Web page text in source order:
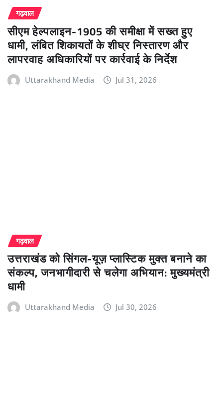
गढ़वाल
सीएम हेल्पलाइन-1905 की समीक्षा में सख्त हुए
धामी, लंबित शिकायतों के शीघ्र निस्तारण और
लापरवाह अधिकारियों पर कार्रवाई के निर्देश
Uttarakhand Media Jul 31, 2026
गढ़वाल
उत्तराखंड को सिंगल-यूज़ प्लास्टिक मुक्त बनाने का
संकल्प, जनभागीदारी से चलेगा अभियान: मुख्यमंत्री
धामी
Uttarakhand Media Jul 30, 2026